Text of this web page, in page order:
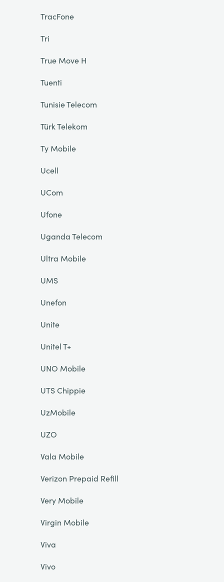
TracFone
Tri
True Move H
Tuenti
Tunisie Telecom
Türk Telekom
Ty Mobile
Ucell
UCom
Ufone
Uganda Telecom
Ultra Mobile
UMS
Unefon
Unite
Unitel T+
UNO Mobile
UTS Chippie
UzMobile
UZO
Vala Mobile
Verizon Prepaid Refill
Very Mobile
Virgin Mobile
Viva
Vivo